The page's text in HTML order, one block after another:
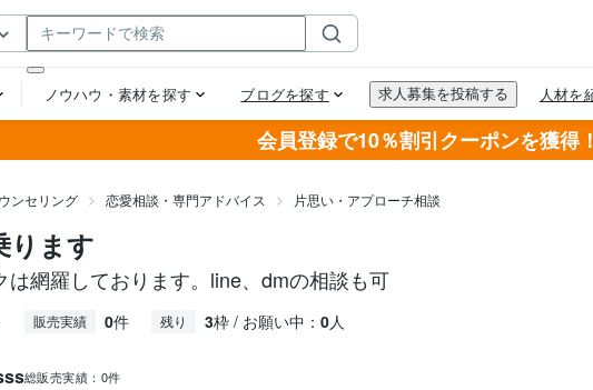
会員登録で10％割引クーポンを獲得！
ンセリング 恋愛相談・専門アドバイス 片思い・アプローチ相談
ります
は網羅しております。line、dmの相談も可
販売実績 0件 残り 3枠 / お願い中： 0人
総販売実績： 0件